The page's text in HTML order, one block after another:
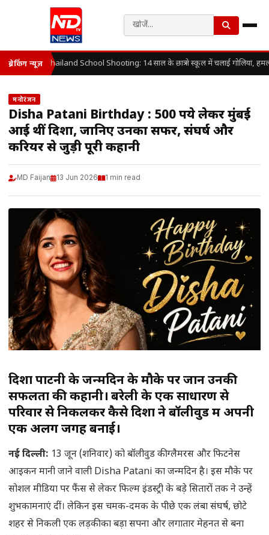
ब्रेकिंग न्यूज़Thailand School Shooting: 14 साल के छात्र ने स्कूल में चलाई गोलियां,
मनोरंजन
Disha Patani Birthday : 500 रुपये लेकर मुंबई
आई थीं दिशा, जानिए उनका सफर, संघर्ष और
करियर से जुड़ी पूरी कहानी
MD Faijan 13 Jun 2026 1 min read
दिशा पाटनी के जन्मदिन के मौके पर जानें उनकी
सफलता की कहानी। बरेली के एक साधारण से
परिवार से निकलकर कैसे दिशा ने बॉलीवुड में अपनी
एक अलग जगह बनाई।
नई दिल्ली: 13 जून (शनिवार) को बॉलीवुड की ग्लैमरस और फिटनेस
आइकन मानी जाने वाली Disha Patani का जन्मदिन है। इस मौके पर
सोशल मीडिया पर फैंस से लेकर फिल्म इंडस्ट्री के बड़े सितारों तक ने उन्हें
शुभकामनाएं दीं। लेकिन इस चमक-दमक के पीछे एक लंबा संघर्ष, छोटे
शहर से निकली एक लड़की का बड़ा सपना और लगातार मेहनत से बना